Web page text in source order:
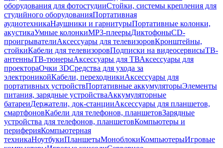
оборудования для фотостудииСтойки, системы крепления для
студийного оборудованияПортативная
аудиотехникаНаушники и гарнитурыПортативные колонки,
акустикаУмные колонкиMP3-плеерыДиктофоныCD-
проигрывателиАксессуары для телевизоровКронштейны,
стойкиКабели для телевизоровПодписки на видеосервисыТВ-
антенныТВ-тюнерыАксессуары для ТВАксессуары для
проектораОчки 3DСредства для ухода за
электроникойКабели, переходникиАксессуары для
портативных устройствПортативные аккумуляторыЭлементы
питания, зарядные устройстваАккумуляторные
батареиДержатели, док-станцииАксессуары для планшетов,
смартфоновКабели для телефонов, планшетовЗарядные
устройства для телефонов, планшетовКомпьютеры и
периферияКомпьютерная
техникаНоутбукиПланшетыМоноблокиКомпьютерыИгровые